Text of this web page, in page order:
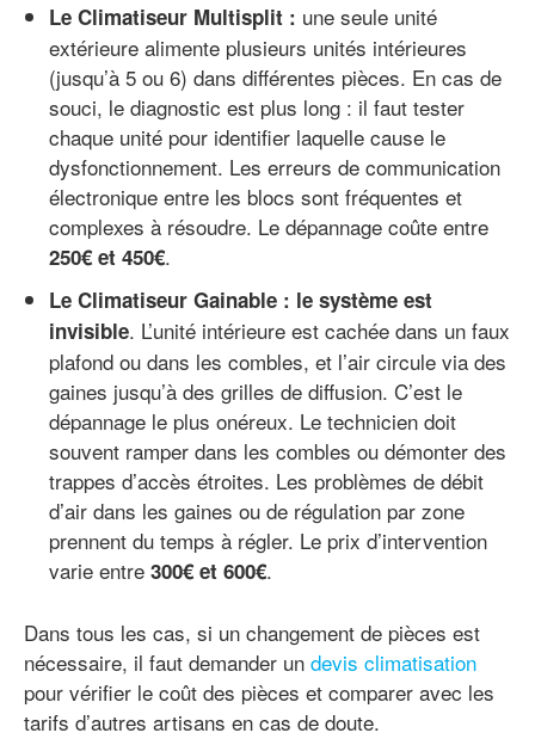
Le Climatiseur Multisplit : une seule unité
extérieure alimente plusieurs unités intérieures
(jusqu’à 5 ou 6) dans différentes pièces. En cas de
souci, le diagnostic est plus long : il faut tester
chaque unité pour identifier laquelle cause le
dysfonctionnement. Les erreurs de communication
électronique entre les blocs sont fréquentes et
complexes à résoudre. Le dépannage coûte entre
250€ et 450€.
Le Climatiseur Gainable : le système est
invisible. L’unité intérieure est cachée dans un faux
plafond ou dans les combles, et l’air circule via des
gaines jusqu’à des grilles de diffusion. C’est le
dépannage le plus onéreux. Le technicien doit
souvent ramper dans les combles ou démonter des
trappes d’accès étroites. Les problèmes de débit
d’air dans les gaines ou de régulation par zone
prennent du temps à régler. Le prix d’intervention
varie entre 300€ et 600€.
Dans tous les cas, si un changement de pièces est
nécessaire, il faut demander un devis climatisation
pour vérifier le coût des pièces et comparer avec les
tarifs d’autres artisans en cas de doute.